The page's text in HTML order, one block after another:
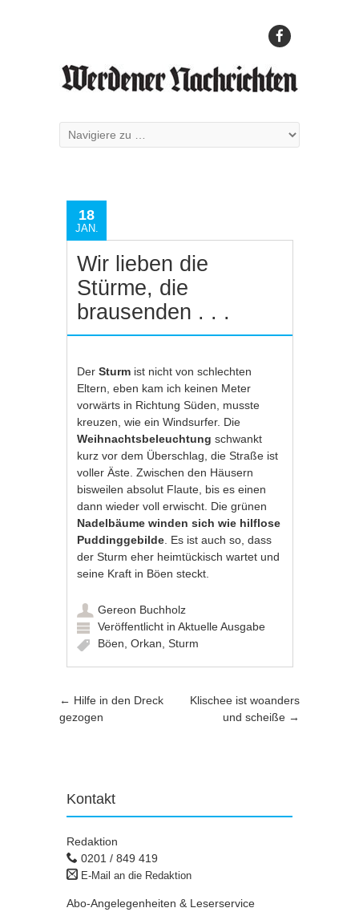
18
JAN.
Wir lieben die
Stürme, die
brausenden . . .
DerSturm ist nicht von schlechten
Eltern, eben kam ich keinen Meter
vorwärts in Richtung Süden, musste
kreuzen, wie ein Windsurfer. Die
Weihnachtsbeleuchtung schwankt
kurz vor dem Überschlag, die Straße ist
voller Äste. Zwischen den Häusern
bisweilen absolut Flaute, bis es einen
dann wieder voll erwischt. Die grünen
Nadelbäume winden sich wie hilflose
Puddinggebilde . Es ist auch so, dass
der Sturm eher heimtückisch wartet und
seine Kraft in Böen steckt.
Gereon Buchholz
Veröffentlicht inAktuelle Ausgabe
Böen ,Orkan ,Sturm
Artikel-Navigation
← Hilfe in den Dreck
gezogen
Klischee ist woanders
und scheiße →
Kontakt
Redaktion
0201 / 849 419
E-Mail an die Redaktion
Abo-Angelegenheiten & Leserservice